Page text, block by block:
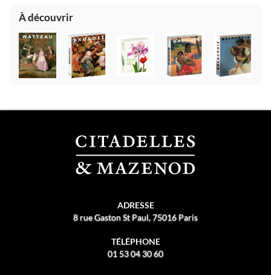
À découvrir
ADRESSE
8 rue Gaston St Paul, 75016 Paris
TÉLÉPHONE
01 53 04 30 60